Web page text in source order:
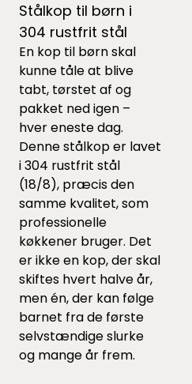
Stålkop til børn i
304 rustfrit stål
En kop til børn skal
kunne tåle at blive
tabt, tørstet af og
pakket ned igen –
hver eneste dag.
Denne stålkop er lavet
i 304 rustfrit stål
(18/8), præcis den
samme kvalitet, som
professionelle
køkkener bruger. Det
er ikke en kop, der skal
skiftes hvert halve år,
men én, der kan følge
barnet fra de første
selvstændige slurke
og mange år frem.